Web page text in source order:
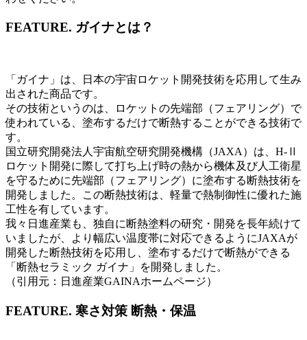
FEATURE. ガイナとは？
「ガイナ」は、日本の宇宙ロケット開発技術を応用して生み
出された商品です。
その技術というのは、ロケットの先端部（フェアリング）で
使われている、塗布するだけで断熱することができる技術で
す。
国立研究開発法人宇宙航空研究開発機構（JAXA）は、H‐Ⅱ
ロケット開発に際して打ち上げ時の熱から機体及び人工衛星
を守るために先端部（フェアリング）に塗布する断熱技術を
開発しました。この断熱技術は、軽量で熱制御性に優れた施
工性を有しています。
我々日進産業も、独自に断熱塗料の研究・開発を長年続けて
いましたが、より幅広い温度帯に対応できるようにJAXAが
開発した断熱技術を応用し、塗布するだけで断熱ができる
「断熱セラミック ガイナ」を開発しました。
（引用元：日進産業GAINAホームページ）
FEATURE. 寒さ対策 断熱・保温